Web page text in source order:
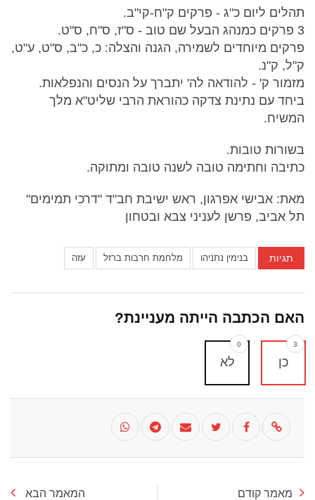
תהלים ליום כ"ג - פרקים ק"ח-קי"ב.
3 פרקים כמנהג הבעל שם טוב - ס"ז, ס"ח, ס"ט.
פרקים מיוחדים לשמירה, הגנה והצלה: כ, כ"ב, ס"ט, ע"ט,
ק"ל, ק"נ.
מזמור ק' - להודאה לה' יתברך על הנסים והנפלאות.
ביחד עם נתינת צדקה כהוראת הרבי שליט"א מלך
המשיח.
בשורות טובות.
כתיבה וחתימה טובה לשנה טובה ומתוקה.
מאת: אבישי אפרגון, ראש ישיבת חב"ד "דרכי תמימים"
תל אביב, פרשן לעניני צבא ובטחון
תגיות בנימין נתניהו מלחמת חרבות ברזל עזה
האם הכתבה הייתה מעניינת?
כן
3
לא
0
מאמר קודם המאמר הבא